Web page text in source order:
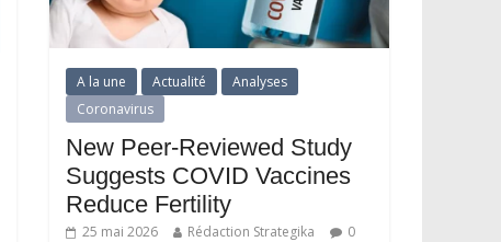
A la une Actualité
Analyses
Coronavirus
New Peer-Reviewed Study
Suggests COVID Vaccines
Reduce Fertility
25 mai 2026 Rédaction Strategika 0